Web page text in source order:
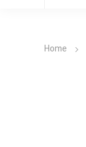
Home